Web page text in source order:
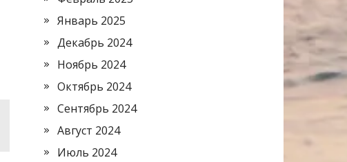
Январь 2025
Декабрь 2024
Ноябрь 2024
Октябрь 2024
Сентябрь 2024
Август 2024
Июль 2024